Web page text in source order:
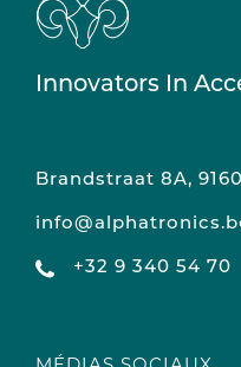
Innovators In
Brandstraat 8A,
+32 9 340 54 70